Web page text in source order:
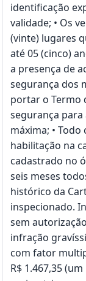
identificação
validade; • Os
(vinte) lugares
até 05 (cinco)
a presença de
segurança dos
portar o Termo
segurança para
máxima; •
habilitação na
cadastrado no
seis meses
histórico da
inspecionado.
sem
infração
com fator
R$ 1.467,35